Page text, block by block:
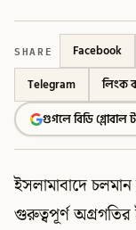
SHARE Facebook
Telegram
লিংক
গুগলে বিডি
ইসলামাবাদে
গুরুত্বপূর্ণ অগ্রগতির